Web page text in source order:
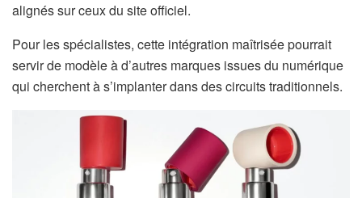
alignés sur ceux du site officiel.
Pour les spécialistes, cette intégration maîtrisée pourrait
servir de modèle à d’autres marques issues du numérique
qui cherchent à s’implanter dans des circuits traditionnels.